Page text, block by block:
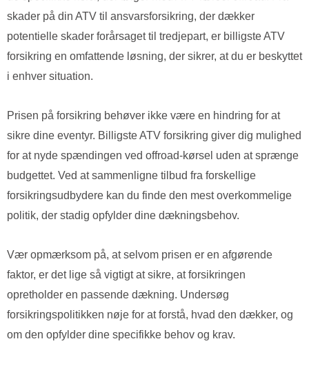
skader på din ATV til ansvarsforsikring, der dækker
potentielle skader forårsaget til tredjepart, er billigste ATV
forsikring en omfattende løsning, der sikrer, at du er beskyttet
i enhver situation.
Prisen på forsikring behøver ikke være en hindring for at
sikre dine eventyr. Billigste ATV forsikring giver dig mulighed
for at nyde spændingen ved offroad-kørsel uden at sprænge
budgettet. Ved at sammenligne tilbud fra forskellige
forsikringsudbydere kan du finde den mest overkommelige
politik, der stadig opfylder dine dækningsbehov.
Vær opmærksom på, at selvom prisen er en afgørende
faktor, er det lige så vigtigt at sikre, at forsikringen
opretholder en passende dækning. Undersøg
forsikringspolitikken nøje for at forstå, hvad den dækker, og
om den opfylder dine specifikke behov og krav.